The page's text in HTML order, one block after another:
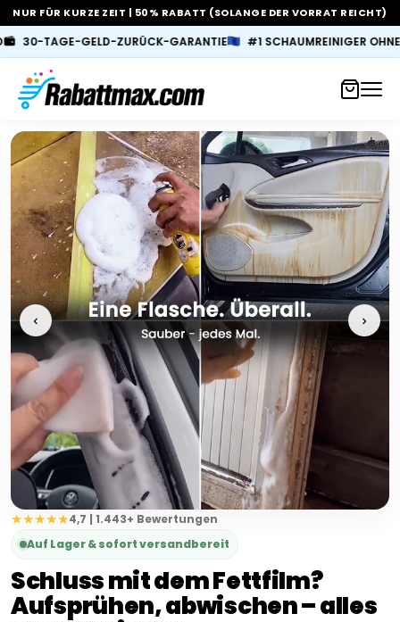
NUR FÜR KURZE ZEIT | 50% RABATT (SOLANGE DER VORRAT REICHT)
GARANTIE #1 SCHAUMREINIGER OHNE ABSPÜLEN – AUTO
★★★★★4,7 | 1.443+ Bewertungen
Auf Lager & sofort versandbereit
Schluss mit dem Fettfilm?
Aufsprühen, abwischen – alles